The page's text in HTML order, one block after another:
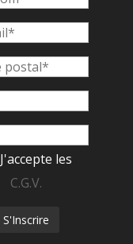
J'accepte les
C.G.V.